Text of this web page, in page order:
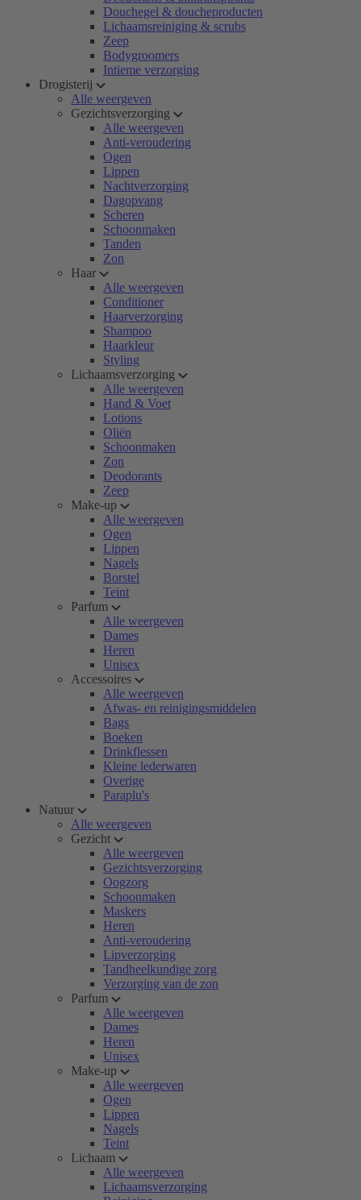
Douchegel & doucheproducten
Lichaamsreiniging & scrubs
Zeep
Bodygroomers
Intieme verzorging
Drogisterij
Alle weergeven
Gezichtsverzorging
Alle weergeven
Anti-veroudering
Ogen
Lippen
Nachtverzorging
Dagopvang
Scheren
Schoonmaken
Tanden
Zon
Haar
Alle weergeven
Conditioner
Haarverzorging
Shampoo
Haarkleur
Styling
Lichaamsverzorging
Alle weergeven
Hand & Voet
Lotions
Oliën
Schoonmaken
Zon
Deodorants
Zeep
Make-up
Alle weergeven
Ogen
Lippen
Nagels
Borstel
Teint
Parfum
Alle weergeven
Dames
Heren
Unisex
Accessoires
Alle weergeven
Afwas- en reinigingsmiddelen
Bags
Boeken
Drinkflessen
Kleine lederwaren
Overige
Paraplu's
Natuur
Alle weergeven
Gezicht
Alle weergeven
Gezichtsverzorging
Oogzorg
Schoonmaken
Maskers
Heren
Anti-veroudering
Lipverzorging
Tandheelkundige zorg
Verzorging van de zon
Parfum
Alle weergeven
Dames
Heren
Unisex
Make-up
Alle weergeven
Ogen
Lippen
Nagels
Teint
Lichaam
Alle weergeven
Lichaamsverzorging